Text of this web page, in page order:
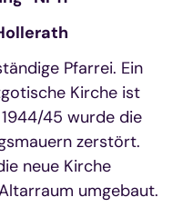
Pfarrei. Ein
Kirche ist
45 wurde die
zerstört.
neue Kirche
umgebaut.